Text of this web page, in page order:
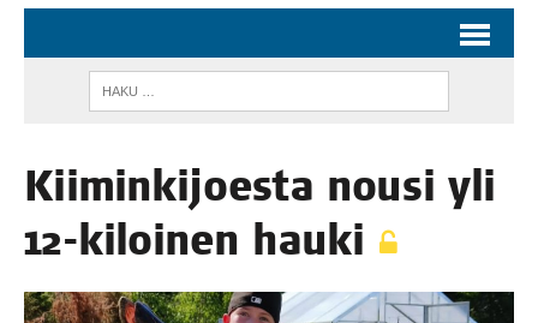
Kii­min­ki­joes­ta nousi yli
12-kiloi­nen hauki